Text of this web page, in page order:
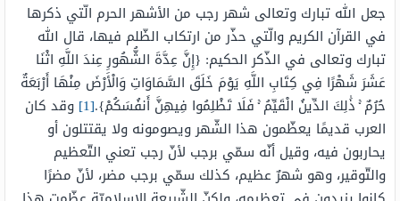
جعل الله تبارك وتعالى شهر رجب من الأشهر الحرم الّتي ذكرها
في القرآن الكريم والّتي حذّر من ارتكاب الظّلم فيها، قال الله
تبارك وتعالى في الذّكر الحكيم: {إِنَّ عِدَّةَ الشُّهُورِ عِندَ اللَّهِ اثْنَا
عَشَرَ شَهْرًا فِي كِتَابِ اللَّهِ يَوْمَ خَلَقَ السَّمَاوَاتِ وَالْأَرْضَ مِنْهَا أَرْبَعَةٌ
حُرُمٌ ۚ ذَٰلِكَ الدِّينُ الْقَيِّمُ ۚ فَلَا تَظْلِمُوا فِيهِنَّ أَنفُسَكُمْ}.[1]
وقد كان
العرب قديمًا يعظّمون هذا الشّهر ويصومونه ولا يقتتلون أو
يحاربون فيه، وقيل أنّه سمّي برجب لأنّ رجب تعني التّعظيم
والتّوقير، وهو شهرٌ عظيم، كذلك سمّي برجب مضر، لأنّ مضرًا